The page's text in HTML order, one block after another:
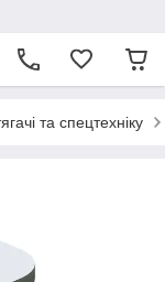
та спецтехніку